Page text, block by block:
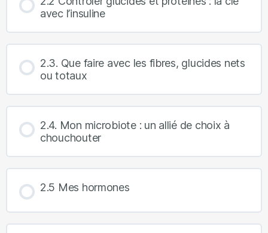
avec l’insuline
2.3. Que faire avec les fibres, glucides nets
ou totaux
2.4. Mon microbiote : un allié de choix à
chouchouter
2.5 Mes hormones